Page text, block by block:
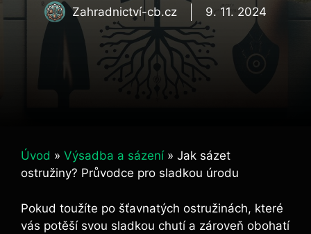
Zahradnictví-cb.cz 9. 11. 2024
Úvod » Výsadba a sázení » Jak sázet
ostružiny? Průvodce pro sladkou úrodu
Pokud toužíte po šťavnatých ostružinách, které
vás potěší svou sladkou chutí a zároveň obohatí